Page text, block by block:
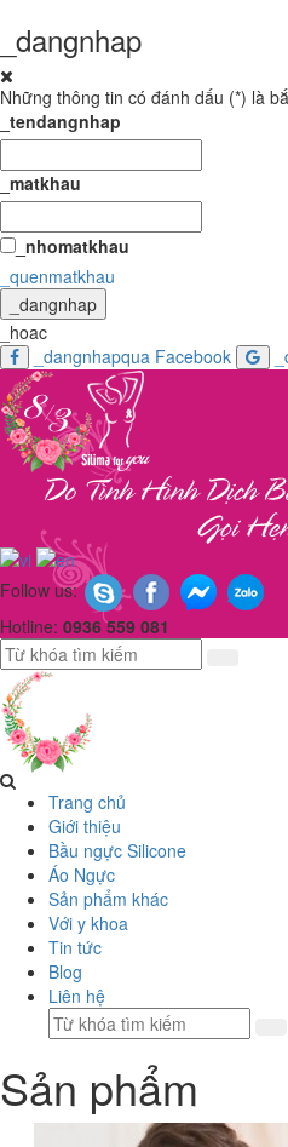
_dangnhap
Những thông tin có đánh dấu (*) là
_tendangnhap
_matkhau
_nhomatkhau
_quenmatkhau
_dangnhap
_hoac
_dangnhapqua Facebook
Follow us:
Hotline: 0936 559 081
Trang chủ
Giới thiệu
Bầu ngực Silicone
Áo Ngực
Sản phẩm khác
Với y khoa
Tin tức
Blog
Liên hệ
Sản phẩm